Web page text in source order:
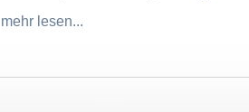
mehr lesen...